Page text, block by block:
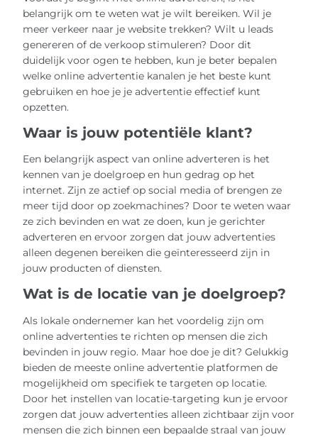
belangrijk om te weten wat je wilt bereiken. Wil je
meer verkeer naar je website trekken? Wilt u leads
genereren of de verkoop stimuleren? Door dit
duidelijk voor ogen te hebben, kun je beter bepalen
welke online advertentie kanalen je het beste kunt
gebruiken en hoe je je advertentie effectief kunt
opzetten.
Waar is jouw potentiële klant?
Een belangrijk aspect van online adverteren is het
kennen van je doelgroep en hun gedrag op het
internet. Zijn ze actief op social media of brengen ze
meer tijd door op zoekmachines? Door te weten waar
ze zich bevinden en wat ze doen, kun je gerichter
adverteren en ervoor zorgen dat jouw advertenties
alleen degenen bereiken die geïnteresseerd zijn in
jouw producten of diensten.
Wat is de locatie van je doelgroep?
Als lokale ondernemer kan het voordelig zijn om
online advertenties te richten op mensen die zich
bevinden in jouw regio. Maar hoe doe je dit? Gelukkig
bieden de meeste online advertentie platformen de
mogelijkheid om specifiek te targeten op locatie.
Door het instellen van locatie-targeting kun je ervoor
zorgen dat jouw advertenties alleen zichtbaar zijn voor
mensen die zich binnen een bepaalde straal van jouw